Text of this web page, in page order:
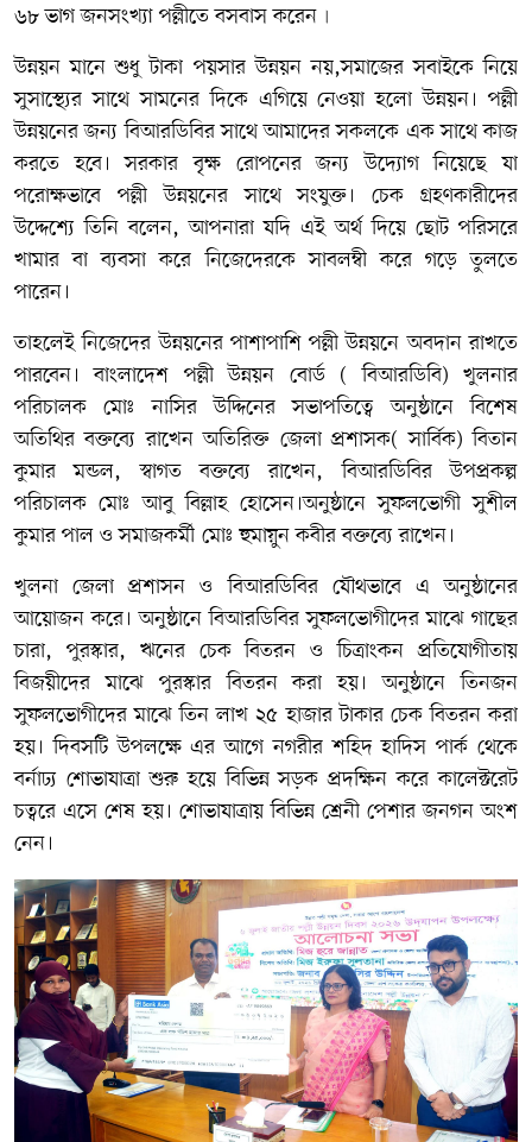
৬৮ ভাগ জনসংখ্যা পল্লীতে বসবাস করেন৷
উন্নয়ন মানে শুধু টাকা পয়সার উন্নয়ন নয়,সমাজের সবাইকে নিয়ে
সুসাস্থ্যের সাথে সামনের দিকে এগিয়ে নেওয়া হলো উন্নয়ন। পল্লী
উন্নয়নের জন্য বিআরডিবির সাথে আমাদের সকলকে এক সাথে কাজ
করতে হবে। সরকার বৃক্ষ রোপনের জন্য উদ্যোগ নিয়েছে যা
পরোক্ষভাবে পল্লী উন্নয়নের সাথে সংযুক্ত। চেক গ্রহণকারীদের
উদ্দেশ্যে তিনি বলেন, আপনারা যদি এই অর্থ দিয়ে ছোট পরিসরে
খামার বা ব্যবসা করে নিজেদেরকে সাবলম্বী করে গড়ে তুলতে
পারেন।
তাহলেই নিজেদের উন্নয়নের পাশাপাশি পল্লী উন্নয়নে অবদান রাখতে
পারবেন। বাংলাদেশ পল্লী উন্নয়ন বোর্ড ( বিআরডিবি) খুলনার
পরিচালক মোঃ নাসির উদ্দিনের সভাপতিত্বে অনুষ্ঠানে বিশেষ
অতিথির বক্তব্যে রাখেন অতিরিক্ত জেলা প্রশাসক( সার্বিক) বিতান
কুমার মন্ডল, স্বাগত বক্তব্যে রাখেন, বিআরডিবির উপপ্রকল্প
পরিচালক মোঃ আবু বিল্লাহ হোসেন।অনুষ্ঠানে সুফলভোগী সুশীল
কুমার পাল ও সমাজকর্মী মোঃ হুমায়ুন কবীর বক্তব্যে রাখেন।
খুলনা জেলা প্রশাসন ও বিআরডিবির যৌথভাবে এ অনুষ্ঠানের
আয়োজন করে। অনুষ্ঠানে বিআরডিবির সুফলভোগীদের মাঝে গাছের
চারা, পুরস্কার, ঋনের চেক বিতরন ও চিত্রাংকন প্রতিযোগীতায়
বিজয়ীদের মাঝে পুরস্কার বিতরন করা হয়। অনুষ্ঠানে তিনজন
সুফলভোগীদের মাঝে তিন লাখ ২৫ হাজার টাকার চেক বিতরন করা
হয়। দিবসটি উপলক্ষে এর আগে নগরীর শহিদ হাদিস পার্ক থেকে
বর্নাঢ্য শোভাযাত্রা শুরু হয়ে বিভিন্ন সড়ক প্রদক্ষিন করে কালেক্টরেট
চত্বরে এসে শেষ হয়। শোভাযাত্রায় বিভিন্ন শ্রেনী পেশার জনগন অংশ
নেন।